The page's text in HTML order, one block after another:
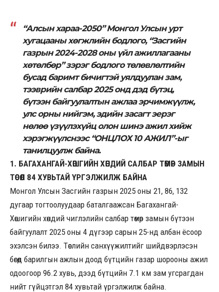
“Алсын хараа-2050” Монгол Улсын урт
хугацааны хөгжлийн бодлого, “Засгийн
газрын 2024-2028 оны үйл ажиллагааны
хөтөлбөр” зэрэг бодлого төлөвлөлтийн
бусад баримт бичигтэй уялдуулан зам,
тээврийн салбар 2025 онд дэд бүтэц,
бүтээн байгуулалтын ажлаа эрчимжүүлж,
улс орны нийгэм, эдийн засагт эерэг
нөлөө үзүүлэхүйц олон шинэ ажил хийж
хэрэгжүүлснээс “ОНЦЛОХ 10 АЖИЛ”-ыг
танилцуулж байна.
1. БАГАХАНГАЙ-ХӨШГИЙН ХӨНДИЙ САЛБАР ТӨМӨР ЗАМЫН
ТӨСӨЛ 84 ХУВЬТАЙ ҮРГЭЛЖИЛЖ БАЙНА
Монгол Улсын Засгийн газрын 2025 оны 21, 86, 132
дугаар тогтоолуудаар баталгаажсан Багахангай-
Хөшигийн хөндий чиглэлийн салбар төмөр замын бүтээн
байгуулалт 2025 оны 4 дүгээр сарын 25-нд албан ёсоор
эхэлсэн билээ. Төслийн санхүүжилтийг шийдвэрлэсэн
бөгөөд барилгын ажлын доод бүтцийн газар шорооны ажил
одоогоор 96.2 хувь, дээд бүтцийн 7.1 км зам угсрагдан
нийт гүйцэтгэл 84 хувьтай үргэлжилж байна.